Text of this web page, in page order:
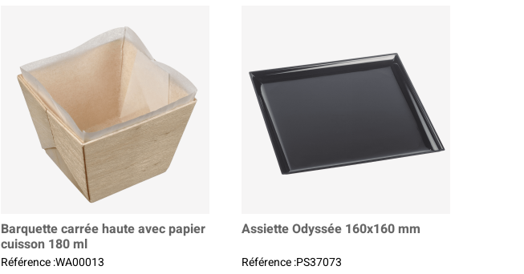
Barquette carrée haute avec papier
cuisson 180 ml
Référence :WA00013
Assiette Odyssée 160x160 mm
Référence :PS37073